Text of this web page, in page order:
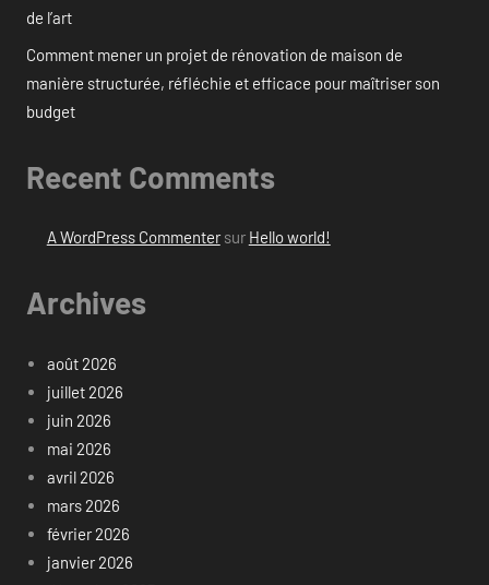
de l’art
Comment mener un projet de rénovation de maison de
manière structurée, réfléchie et efficace pour maîtriser son
budget
Recent Comments
A WordPress Commentersur Hello world!
Archives
août 2026
juillet 2026
juin 2026
mai 2026
avril 2026
mars 2026
février 2026
janvier 2026